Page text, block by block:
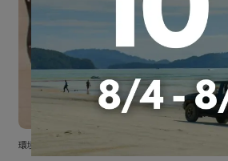
環境に優しいエコ素材